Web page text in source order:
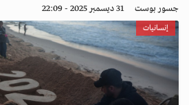
n
جسور بوست 31 ديسمبر 2025 - 22:09
إنسانيات